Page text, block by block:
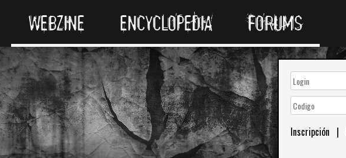
WEBZINE ENCYCLOPEDIA FORUMS
Inscripción |